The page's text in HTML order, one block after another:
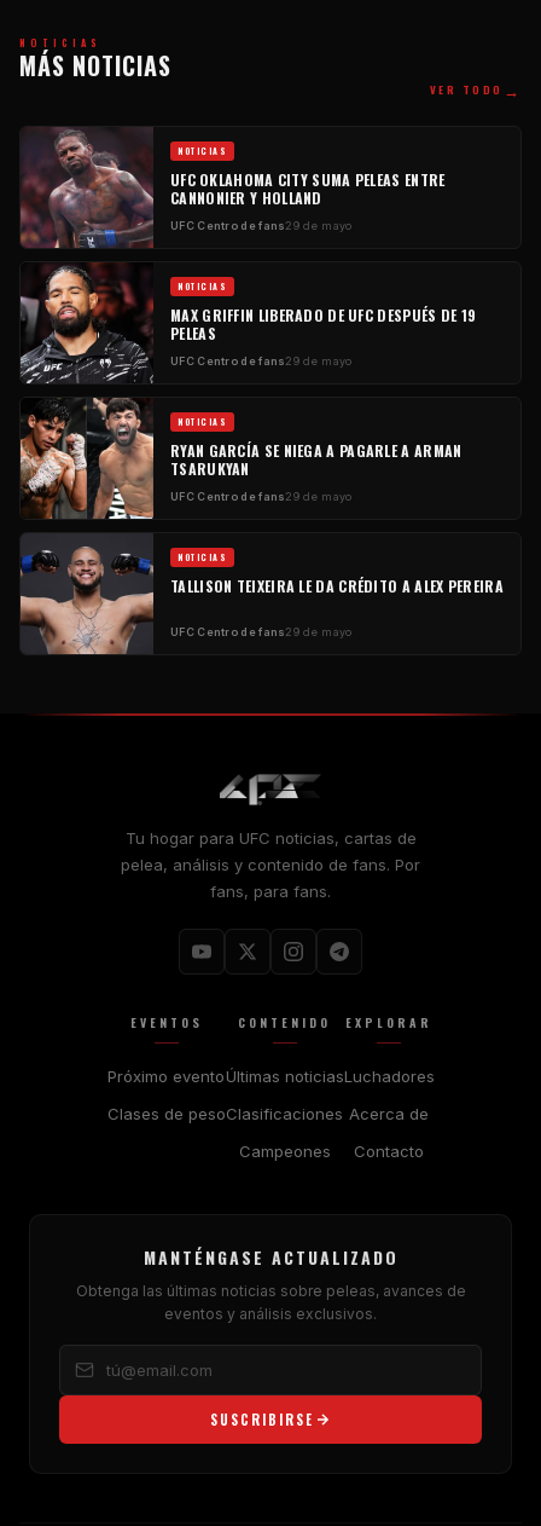
NOTICIAS
MÁS NOTICIAS
VER TODO →
NOTICIAS
UFCOKLAHOMA CITY SUMA PELEAS ENTRE
CANNONIER Y HOLLAND
UFCCentro de fans29 de mayo
NOTICIAS
MAX GRIFFIN LIBERADO DEUFC DESPUÉS DE 19
PELEAS
UFCCentro de fans29 de mayo
NOTICIAS
RYAN GARCÍA SE NIEGA A PAGARLE A ARMAN
TSARUKYAN
UFCCentro de fans29 de mayo
NOTICIAS
TALLISON TEIXEIRA LE DA CRÉDITO A ALEX PEREIRA
UFCCentro de fans29 de mayo
Tu hogar para UFC noticias, cartas de
pelea, análisis y contenido de fans. Por
fans, para fans.
EVENTOS
Próximo evento
Clases de peso
CONTENIDO
Últimas noticias
Clasificaciones
Campeones
EXPLORAR
Luchadores
Acerca de
Contacto
MANTÉNGASE ACTUALIZADO
Obtenga las últimas noticias sobre peleas, avances de
eventos y análisis exclusivos.
SUSCRIBIRSE